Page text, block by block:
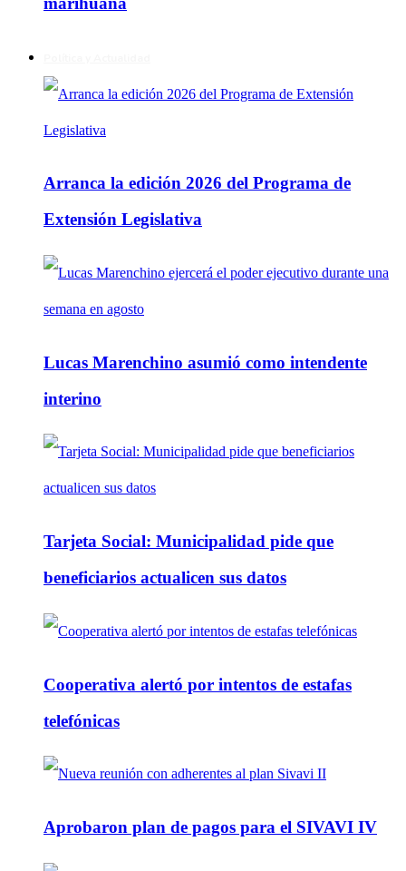
Arranca la edición 2026 del Programa de
Extensión Legislativa
Lucas Marenchino asumió como intendente
interino
Tarjeta Social: Municipalidad pide que
beneficiarios actualicen sus datos
Cooperativa alertó por intentos de estafas
telefónicas
Aprobaron plan de pagos para el SIVAVI IV